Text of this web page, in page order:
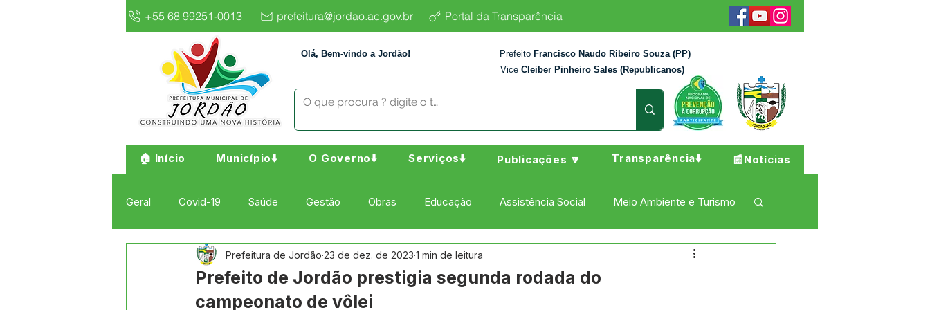
+55 68 99251-0013 prefeitura@jordao.ac.gov.br Portal da Transparência
Olá, Bem-vindo a Jordão! Prefeito Francisco Naudo Ribeiro Souza (PP)
Vice Cleiber Pinheiro Sales (Republicanos)
🏠 Início Município⬇️ O Governo⬇️ Serviços⬇️ Publicações 🔽 Transparência⬇️ 📰Notícias
Geral Covid-19 Saúde Gestão Obras Educação Assistência Social Meio Ambiente e Turismo
Institucional e Governo Cultura Esporte e Lazer Administração e Finanças Campanhas
Prefeito de Jordão prestigia segunda rodada do
campeonato de vôlei
Prefeitura de Jordão 23 de dez. de 2023 1 min de leitura